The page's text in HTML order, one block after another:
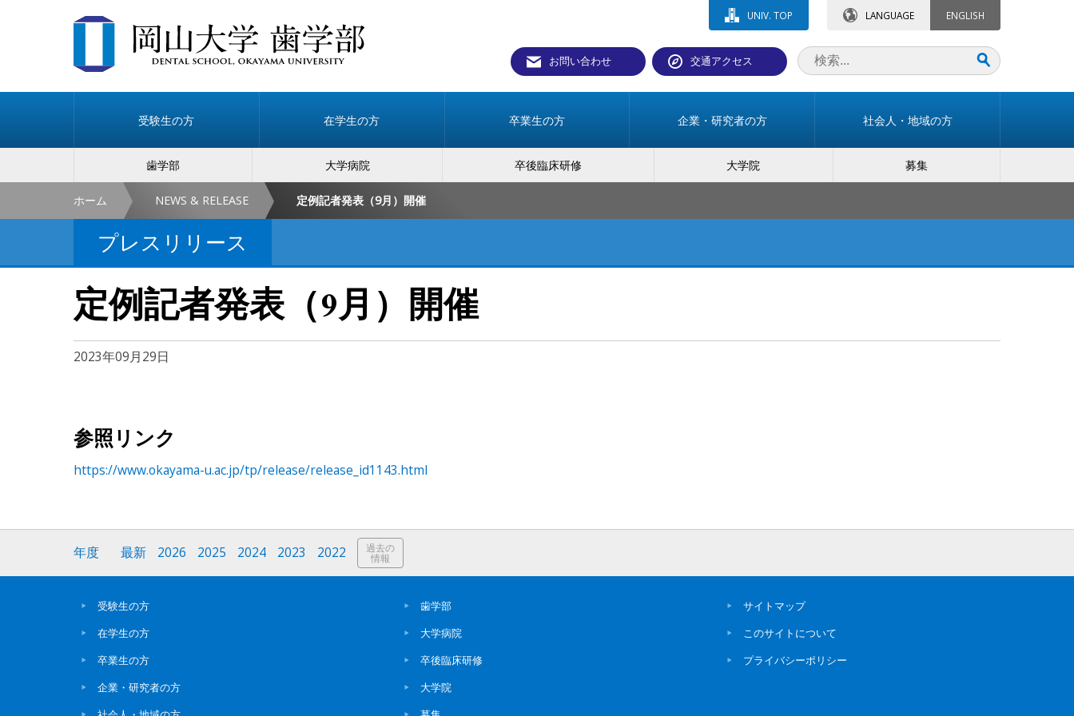
UNIV. TOP LANGUAGE ENGLISH
お問い合わせ 交通アクセス
受験生の方 在学生の方 卒業生の方 企業・研究者の方 社会人・地域の方
歯学部 大学病院 卒後臨床研修 大学院 募集
ホーム NEWS & RELEASE 定例記者発表（9月）開催
プレスリリース
定例記者発表（9月）開催
2023年09月29日
参照リンク
https://www.okayama-u.ac.jp/tp/release/release_id1143.html
年度 最新 2026 2025 2024 2023 2022 過去の
情報
受験生の方
在学生の方
卒業生の方
企業・研究者の方
歯学部
大学病院
卒後臨床研修
大学院
サイトマップ
このサイトについて
プライバシーポリシー